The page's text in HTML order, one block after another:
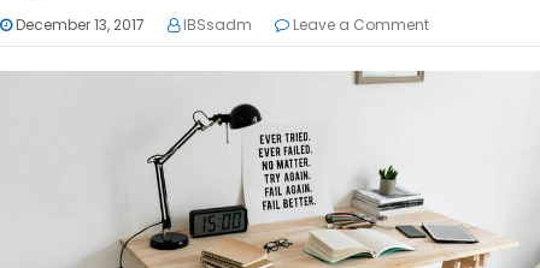
December 13, 2017 IBSsadm Leave a Comment